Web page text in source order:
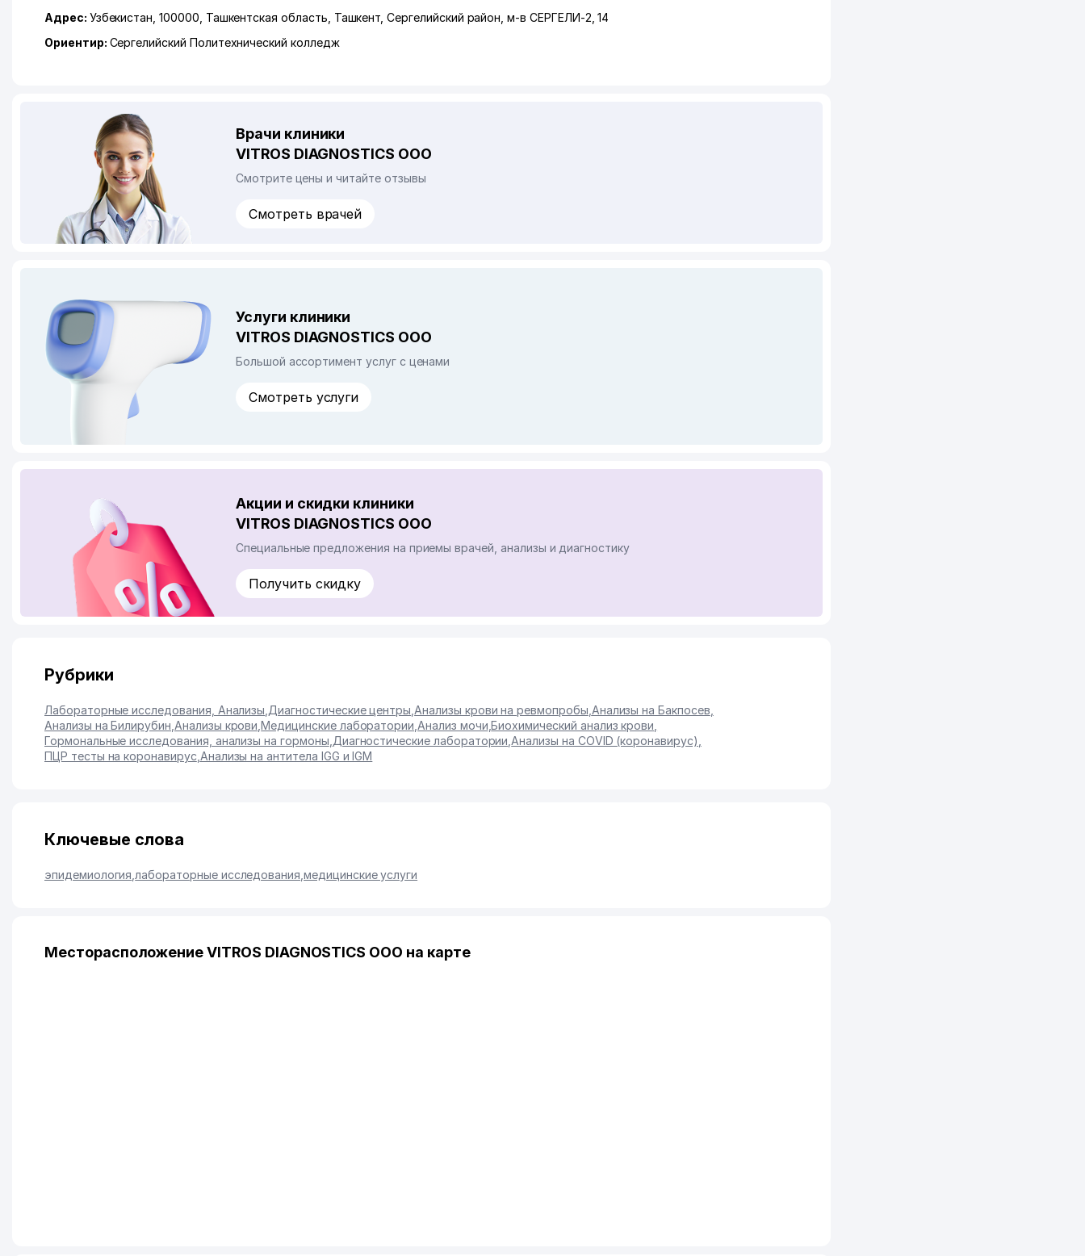
Адрес: Узбекистан, 100000, Ташкентская область Ташкент ,Сергелийский район ,м-в СЕРГЕЛИ-2 , 14
Ориентир: Сергелийский Политехнический колледж
Врачи клиники
VITROS DIAGNOSTICS ООО
Смотрите цены и читайте отзывы
Смотреть врачей
Услуги клиники
VITROS DIAGNOSTICS ООО
Большой ассортимент услуг с ценами
Смотреть услуги
Акции и скидки клиники
VITROS DIAGNOSTICS ООО
Специальные предложения на приемы врачей, анализы и диагностику
Получить скидку
Рубрики
Лабораторные исследования, Анализы,Диагностические центры,Анализы крови на ревмопробы,Анализы на Бакпосев,
Анализы на Билирубин,Анализы крови,Медицинские лаборатории,Анализ мочи,Биохимический анализ крови,
Гормональные исследования, анализы на гормоны,Диагностические лаборатории,Анализы на COVID (коронавирус),
ПЦР тесты на коронавирус,Анализы на антитела IGG и IGM
Ключевые слова
эпидемиология,лабораторные исследования,медицинские услуги
Месторасположение VITROS DIAGNOSTICS ООО на карте